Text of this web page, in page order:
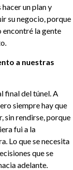
un plan y
su negocio, porque
encontré la gente
a nuestras
final del túnel. A
siempre hay que
sin rendirse, porque
fui a la
Lo que se necesita
que se
adelante.